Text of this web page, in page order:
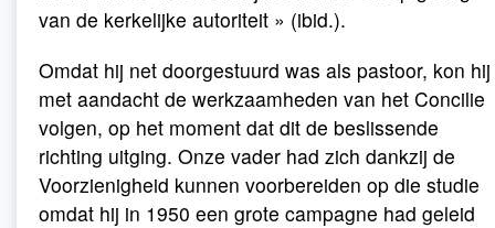
van de kerkelijke autoriteit » (ibid.).
Omdat hij net doorgestuurd was als pastoor, kon hij
met aandacht de werkzaamheden van het Concilie
volgen, op het moment dat dit de beslissende
richting uitging. Onze vader had zich dankzij de
Voorzienigheid kunnen voorbereiden op die studie
omdat hij in 1950 een grote campagne had geleid